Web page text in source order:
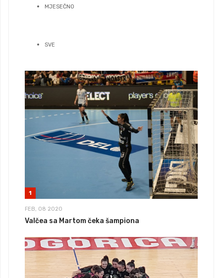
MJESEČNO
SVE
1
FEB, 08 2020
Valčea sa Martom čeka šampiona